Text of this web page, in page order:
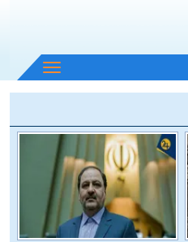
باز
و
منو